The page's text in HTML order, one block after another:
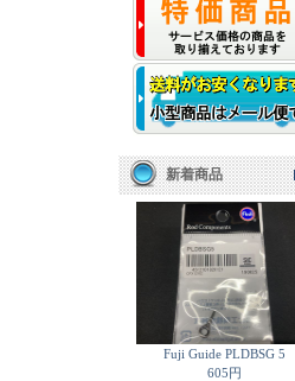
新着商品
Fuji Guide PLDBSG 5
605円